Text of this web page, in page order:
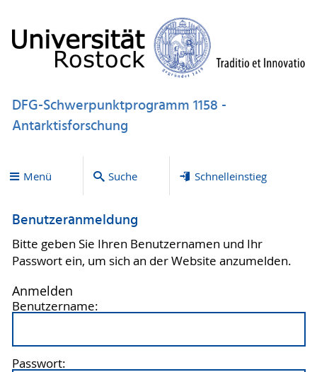
DFG-Schwerpunktprogramm 1158 -
Antarktisforschung
Menü Suche Schnelleinstieg
Benutzeranmeldung
Bitte geben Sie Ihren Benutzernamen und Ihr
Passwort ein, um sich an der Website anzumelden.
Anmelden
Benutzername:
Passwort: